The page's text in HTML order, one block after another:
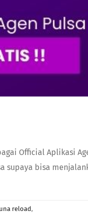
Official Aplikasi
supaya bisa
reload,